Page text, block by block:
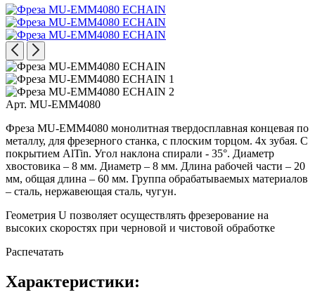
Арт. MU-EMM4080
Фреза MU-EMM4080 монолитная твердосплавная концевая по
металлу, для фрезерного станка, с плоским торцом. 4х зубая. С
покрытием AlTin. Угол наклона спирали - 35°. Диаметр
хвостовика – 8 мм. Диаметр – 8 мм. Длина рабочей части – 20
мм, общая длина – 60 мм. Группа обрабатываемых материалов
– сталь, нержавеющая сталь, чугун.
Геометрия U позволяет осуществлять фрезерование на
высоких скоростях при черновой и чистовой обработке
Распечатать
Характеристики: